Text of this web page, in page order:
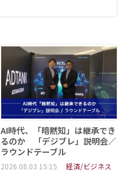
AI時代、「暗黙知」は継承でき
るのか 「デジブレ」説明会／
ラウンドテーブル
2026.08.03 15:15 経済/ビジネス